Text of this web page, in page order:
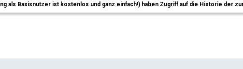
als Basisnutzer ist kostenlos und ganz einfach!) haben Zugriff auf die Historie der